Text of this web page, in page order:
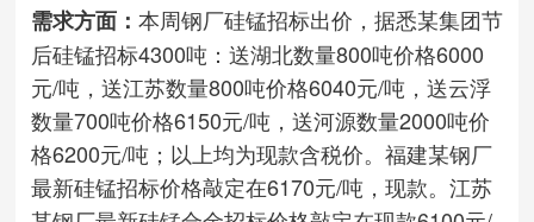
需求方面： 本周钢厂硅锰招标出价，据悉某集团节
后硅锰招标4300吨：送湖北数量800吨价格6000
元/吨，送江苏数量800吨价格6040元/吨，送云浮
数量700吨价格6150元/吨，送河源数量2000吨价
格6200元/吨；以上均为现款含税价。福建某钢厂
最新硅锰招标价格敲定在6170元/吨，现款。江苏